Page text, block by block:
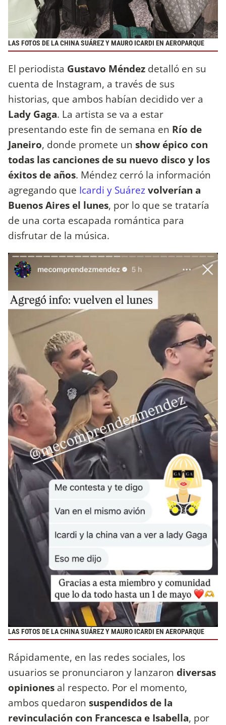
LAS FOTOS DE LA CHINA SUÁREZ Y MAURO ICARDI EN AEROPARQUE
El periodista Gustavo Méndez detalló en su
cuenta de Instagram, a través de sus
historias, que ambos habían decidido ver a
Lady Gaga. La artista se va a estar
presentando este fin de semana en Río de
Janeiro, donde promete un show épico con
todas las canciones de su nuevo disco y los
éxitos de años. Méndez cerró la información
agregando que Icardi y Suárezvolverían a
Buenos Aires el lunes, por lo que se trataría
de una corta escapada romántica para
disfrutar de la música.
LAS FOTOS DE LA CHINA SUÁREZ Y MAURO ICARDI EN AEROPARQUE
Rápidamente, en las redes sociales, los
usuarios se pronunciaron y lanzaron diversas
opiniones al respecto. Por el momento,
ambos quedaron suspendidos de la
revinculación con Francesca e Isabella, por